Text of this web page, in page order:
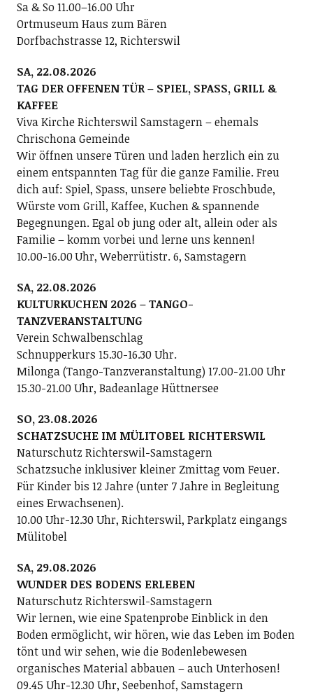
Sa & So 11.00–16.00 Uhr
Ortmuseum Haus zum Bären
Dorfbachstrasse 12, Richterswil
SA, 22.08.2026
TAG DER OFFENEN TÜR – SPIEL, SPASS, GRILL &
KAFFEE
Viva Kirche Richterswil Samstagern – ehemals
Chrischona Gemeinde
Wir öffnen unsere Türen und laden herzlich ein zu
einem entspannten Tag für die ganze Familie. Freu
dich auf: Spiel, Spass, unsere beliebte Froschbude,
Würste vom Grill, Kaffee, Kuchen & spannende
Begegnungen. Egal ob jung oder alt, allein oder als
Familie – komm vorbei und lerne uns kennen!
10.00-16.00 Uhr, Weberrütistr. 6, Samstagern
SA, 22.08.2026
KULTURKUCHEN 2026 – TANGO-
TANZVERANSTALTUNG
Verein Schwalbenschlag
Schnupperkurs 15.30-16.30 Uhr.
Milonga (Tango-Tanzveranstaltung) 17.00-21.00 Uhr
15.30-21.00 Uhr, Badeanlage Hüttnersee
SO, 23.08.2026
SCHATZSUCHE IM MÜLITOBEL RICHTERSWIL
Naturschutz Richterswil-Samstagern
Schatzsuche inklusiver kleiner Zmittag vom Feuer.
Für Kinder bis 12 Jahre (unter 7 Jahre in Begleitung
eines Erwachsenen).
10.00 Uhr-12.30 Uhr, Richterswil, Parkplatz eingangs
Mülitobel
SA, 29.08.2026
WUNDER DES BODENS ERLEBEN
Naturschutz Richterswil-Samstagern
Wir lernen, wie eine Spatenprobe Einblick in den
Boden ermöglicht, wir hören, wie das Leben im Boden
tönt und wir sehen, wie die Bodenlebewesen
organisches Material abbauen – auch Unterhosen!
09.45 Uhr-12.30 Uhr, Seebenhof, Samstagern